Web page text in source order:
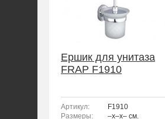
Ершик для унитаза
FRAP F1910
Артикул:
F1910
Размеры:
–x–x– см.